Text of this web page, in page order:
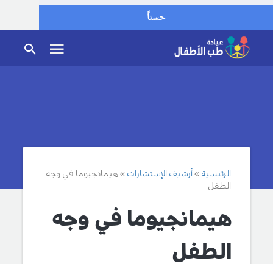
حسناً
الرئيسية أرشيف الإستشارات
هيمانجيوما في وجه
الطفل
هيمانجيوما في وجه
الطفل